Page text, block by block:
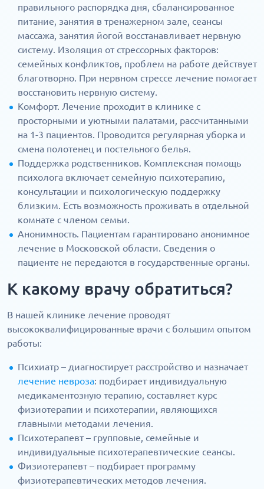
правильного распорядка дня, сбалансированное
питание, занятия в тренажерном зале, сеансы
массажа, занятия йогой восстанавливает нервную
систему. Изоляция от стрессорных факторов:
семейных конфликтов, проблем на работе действует
благотворно. При нервном стрессе лечение помогает
восстановить нервную систему.
Комфорт. Лечение проходит в клинике с
просторными и уютными палатами, рассчитанными
на 1-3 пациентов. Проводится регулярная уборка и
смена полотенец и постельного белья.
Поддержка родственников. Комплексная помощь
психолога включает семейную психотерапию,
консультации и психологическую поддержку
близким. Есть возможность проживать в отдельной
комнате с членом семьи.
Анонимность. Пациентам гарантировано анонимное
лечение в Московской области. Сведения о
пациенте не передаются в государственные органы.
К какому врачу обратиться?
В нашей клинике лечение проводят
высококвалифицированные врачи с большим опытом
работы:
Психиатр – диагностирует расстройство и назначает
лечение невроза: подбирает индивидуальную
медикаментозную терапию, составляет курс
физиотерапии и психотерапии, являющихся
главными методами лечения.
Психотерапевт – групповые, семейные и
индивидуальные психотерапевтические сеансы.
Физиотерапевт – подбирает программу
физиотерапевтических методов лечения.